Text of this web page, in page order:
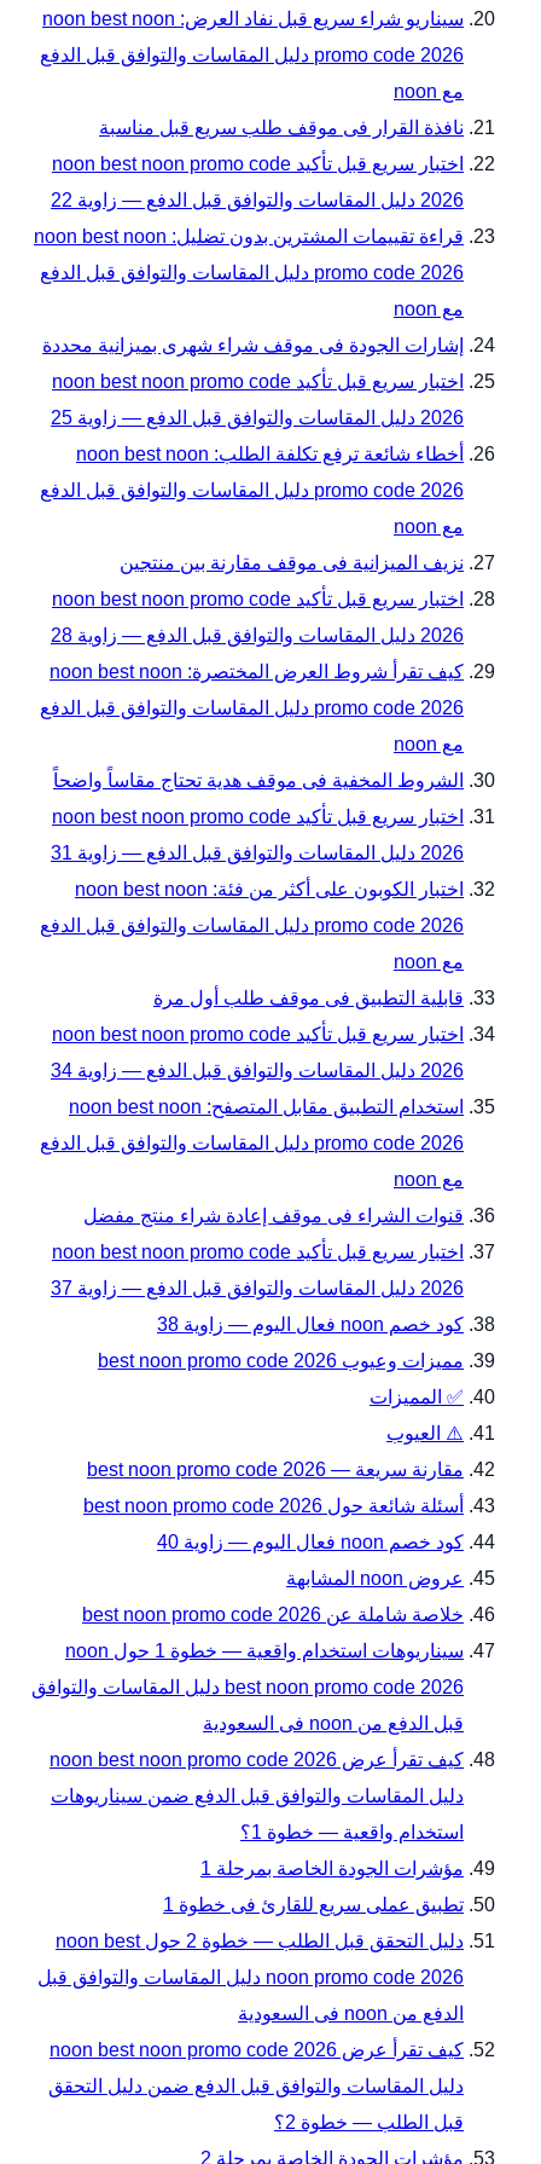
سيناريو شراء سريع قبل نفاد العرض: noon best noon
promo code 2026 دليل المقاسات والتوافق قبل الدفع
مع noon
نافذة القرار فى موقف طلب سريع قبل مناسبة
اختبار سريع قبل تأكيد noon best noon promo code
2026 دليل المقاسات والتوافق قبل الدفع — زاوية 22
قراءة تقييمات المشترين بدون تضليل: noon best noon
promo code 2026 دليل المقاسات والتوافق قبل الدفع
مع noon
إشارات الجودة فى موقف شراء شهرى بميزانية محددة
اختبار سريع قبل تأكيد noon best noon promo code
2026 دليل المقاسات والتوافق قبل الدفع — زاوية 25
أخطاء شائعة ترفع تكلفة الطلب: noon best noon
promo code 2026 دليل المقاسات والتوافق قبل الدفع
مع noon
نزيف الميزانية فى موقف مقارنة بين منتجين
اختبار سريع قبل تأكيد noon best noon promo code
2026 دليل المقاسات والتوافق قبل الدفع — زاوية 28
كيف تقرأ شروط العرض المختصرة: noon best noon
promo code 2026 دليل المقاسات والتوافق قبل الدفع
مع noon
الشروط المخفية فى موقف هدية تحتاج مقاساً واضحاً
اختبار سريع قبل تأكيد noon best noon promo code
2026 دليل المقاسات والتوافق قبل الدفع — زاوية 31
اختبار الكوبون على أكثر من فئة: noon best noon
promo code 2026 دليل المقاسات والتوافق قبل الدفع
مع noon
قابلية التطبيق فى موقف طلب أول مرة
اختبار سريع قبل تأكيد noon best noon promo code
2026 دليل المقاسات والتوافق قبل الدفع — زاوية 34
استخدام التطبيق مقابل المتصفح: noon best noon
promo code 2026 دليل المقاسات والتوافق قبل الدفع
مع noon
قنوات الشراء فى موقف إعادة شراء منتج مفضل
اختبار سريع قبل تأكيد noon best noon promo code
2026 دليل المقاسات والتوافق قبل الدفع — زاوية 37
كود خصم noon فعال اليوم — زاوية 38
مميزات وعيوب best noon promo code 2026
✅ المميزات
⚠️ العيوب
مقارنة سريعة — best noon promo code 2026
أسئلة شائعة حول best noon promo code 2026
كود خصم noon فعال اليوم — زاوية 40
عروض noon المشابهة
خلاصة شاملة عن best noon promo code 2026
سيناريوهات استخدام واقعية — خطوة 1 حول noon
best noon promo code 2026 دليل المقاسات والتوافق
قبل الدفع من noon فى السعودية
كيف تقرأ عرض noon best noon promo code 2026
دليل المقاسات والتوافق قبل الدفع ضمن سيناريوهات
استخدام واقعية — خطوة 1؟
مؤشرات الجودة الخاصة بمرحلة 1
تطبيق عملى سريع للقارئ فى خطوة 1
دليل التحقق قبل الطلب — خطوة 2 حول noon best
noon promo code 2026 دليل المقاسات والتوافق قبل
الدفع من noon فى السعودية
كيف تقرأ عرض noon best noon promo code 2026
دليل المقاسات والتوافق قبل الدفع ضمن دليل التحقق
قبل الطلب — خطوة 2؟
مؤشرات الجودة الخاصة بمرحلة 2